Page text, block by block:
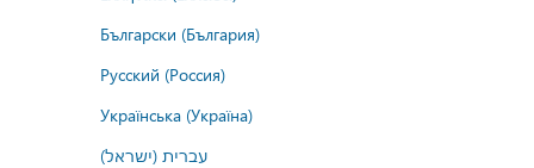
Български (България)
Русский (Россия)
Українська (Україна)
עברית (ישראל)